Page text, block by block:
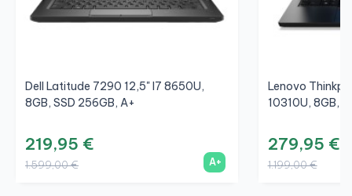
Dell Latitude 7290 12,5" I7 8650U,
8GB, SSD 256GB, A+
219,95 €
1.599,00 € A+
Lenovo
10310U, 8GB,
279,95 €
1.199,00 €